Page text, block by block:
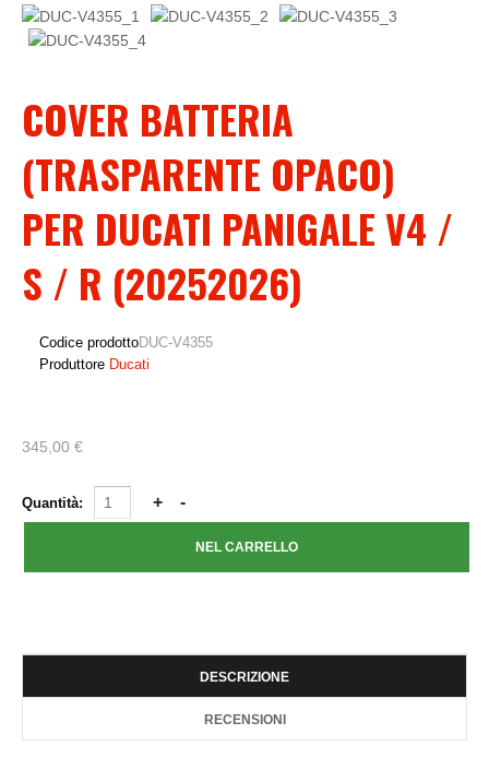
COVER BATTERIA
(TRASPARENTE OPACO)
PER DUCATI PANIGALE V4 /
S / R (20252026)
Codice prodottoDUC-V4355
Produttore Ducati
345,00 €
Quantità:
DESCRIZIONE
RECENSIONI